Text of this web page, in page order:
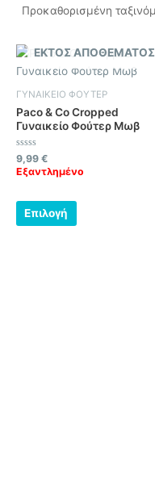
ΕΚΤΌΣ ΑΠΟΘΈΜΑΤΟΣ
ΓΥΝΑΙΚΕΙΟ ΦΟΥΤΕΡ
Paco & Co Cropped
Γυναικείο Φούτερ Μωβ
Βαθμολογήθηκε
με
0
9,99 €
Εξαντλημένο
Επιλογή
Αυτό
το
προϊόν
έχει
πολλαπλές
επιλογές
επιλεγούν